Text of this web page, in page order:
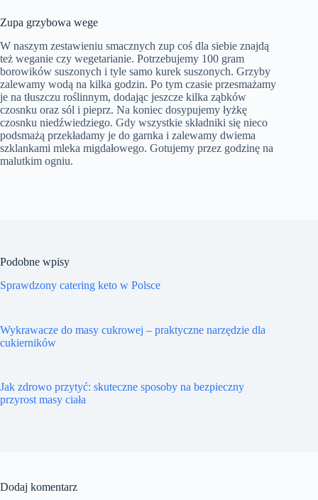
Zupa grzybowa wege
W naszym zestawieniu smacznych zup coś dla siebie znajdą
też weganie czy wegetarianie. Potrzebujemy 100 gram
borowików suszonych i tyle samo kurek suszonych. Grzyby
zalewamy wodą na kilka godzin. Po tym czasie przesmażamy
je na tłuszczu roślinnym, dodając jeszcze kilka ząbków
czosnku oraz sól i pieprz. Na koniec dosypujemy łyżkę
czosnku niedźwiedziego. Gdy wszystkie składniki się nieco
podsmażą przekładamy je do garnka i zalewamy dwiema
szklankami mleka migdałowego. Gotujemy przez godzinę na
malutkim ogniu.
Podobne wpisy
Sprawdzony catering keto w Polsce
Wykrawacze do masy cukrowej – praktyczne narzędzie dla
cukierników
Jak zdrowo przytyć: skuteczne sposoby na bezpieczny
przyrost masy ciała
Dodaj komentarz